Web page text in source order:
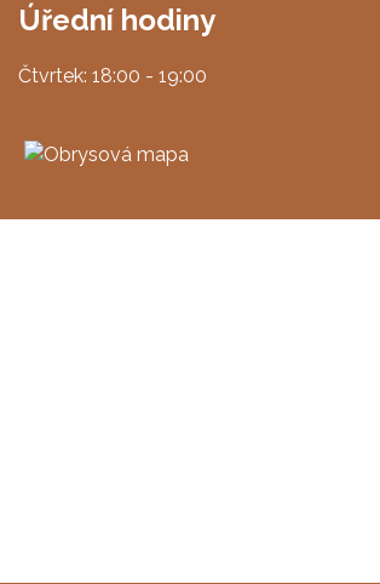
Úřední hodiny
Čtvrtek: 18:00 - 19:00